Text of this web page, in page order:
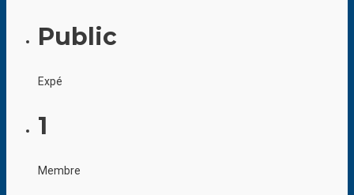
Public
Expé
1
Membre